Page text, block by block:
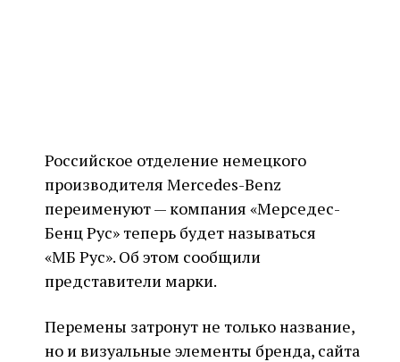
Российское отделение немецкого
производителя Mercedes-Benz
переименуют — компания «Мерседес-
Бенц Рус» теперь будет называться
«МБ Рус». Об этом сообщили
представители марки.
Перемены затронут не только название,
но и визуальные элементы бренда, сайта